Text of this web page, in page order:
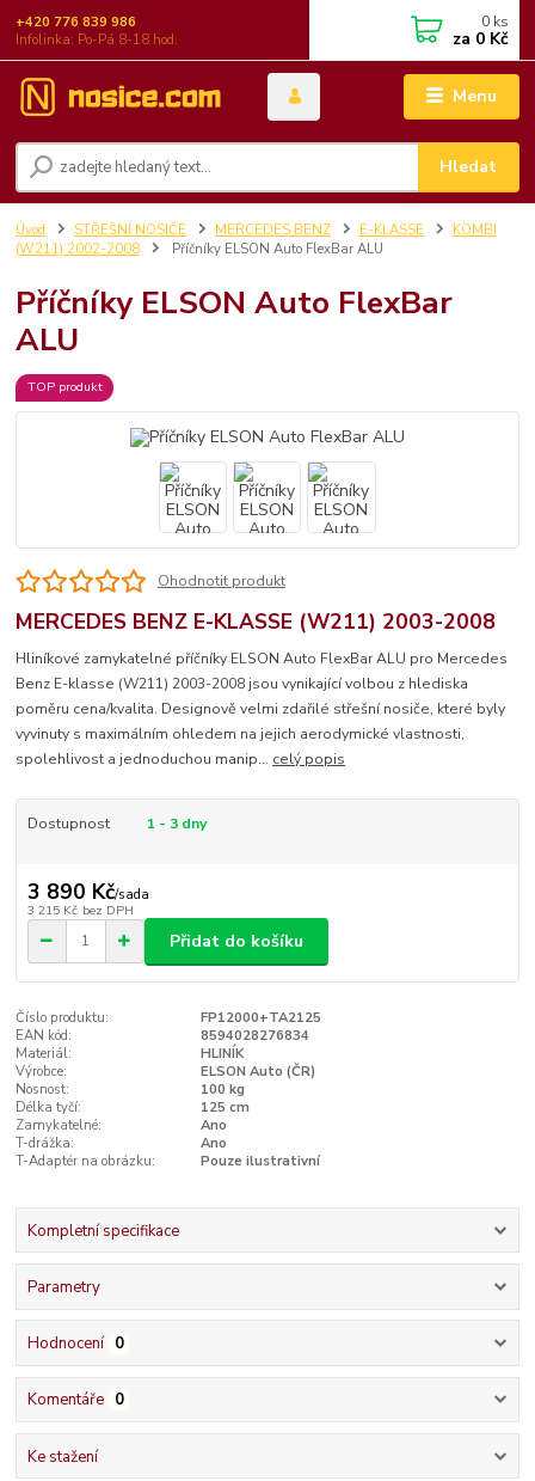
Menu
Hledat
+420 776 839 986
Infolinka: Po-Pá 8-18 hod.
0 ks
za 0 Kč
Úvod STŘEŠNÍ NOSIČE MERCEDES BENZ E-KLASSE
KOMBI
(W211) 2002-2008
Příčníky ELSON Auto FlexBar ALU
Příčníky ELSON Auto FlexBar
ALU
TOP produkt
Ohodnotit produkt
MERCEDES BENZ E-KLASSE (W211) 2003-2008
Hliníkové zamykatelné příčníky ELSON Auto FlexBar ALU pro Mercedes
Benz E-klasse (W211) 2003-2008 jsou vynikající volbou z hlediska
poměru cena/kvalita. Designově velmi zdařilé střešní nosiče, které byly
vyvinuty s maximálním ohledem na jejich aerodymické vlastnosti,
spolehlivost a jednoduchou manip... celý popis
Dostupnost 1 - 3 dny
3 890 Kč/sada
3 215 Kč bez DPH
Přidat do košíku
Číslo produktu:
FP12000+TA2125
EAN kód:
8594028276834
Materiál:
HLINÍK
Výrobce:
ELSON Auto (ČR)
Nosnost:
100 kg
Délka tyčí:
125 cm
Zamykatelné:
Ano
T-drážka:
Ano
T-Adaptér na obrázku:
Pouze ilustrativní
Kompletní specifikace
Parametry
Hodnocení 0
Komentáře 0
Ke stažení